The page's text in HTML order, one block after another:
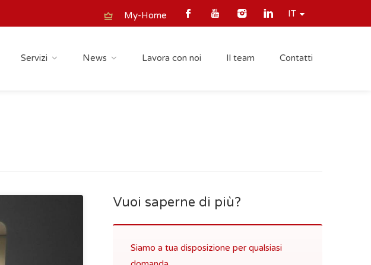
IT
My-Home
Servizi News Lavora con noi Il team Contatti
Vuoi saperne di più?
Siamo a tua disposizione per qualsiasi